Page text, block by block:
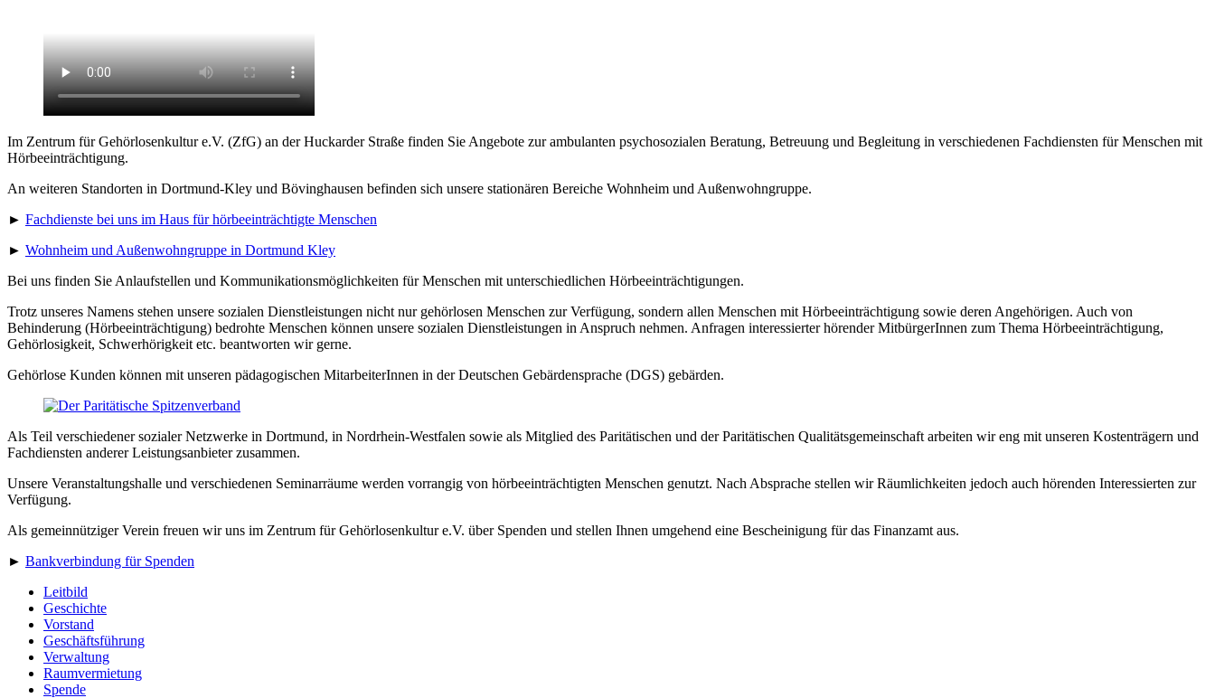
Im Zentrum für Gehörlosenkultur e.V. (ZfG) an der Huckarder Straße finden Sie Angebote zur ambulanten psychosozialen Beratung, Betreuung und Begleitung in verschiedenen Fachdiensten für Menschen mit
Hörbeeinträchtigung.
An weiteren Standorten in Dortmund-Kley und Bövinghausen befinden sich unsere stationären Bereiche Wohnheim und Außenwohngruppe.
► Fachdienste bei uns im Haus für hörbeeinträchtigte Menschen
► Wohnheim und Außenwohngruppe in Dortmund Kley
Bei uns finden Sie Anlaufstellen und Kommunikationsmöglichkeiten für Menschen mit unterschiedlichen Hörbeeinträchtigungen.
Trotz unseres Namens stehen unsere sozialen Dienstleistungen nicht nur gehörlosen Menschen zur Verfügung, sondern allen Menschen mit Hörbeeinträchtigung sowie deren Angehörigen. Auch von
Behinderung (Hörbeeinträchtigung) bedrohte Menschen können unsere sozialen Dienstleistungen in Anspruch nehmen. Anfragen interessierter hörender MitbürgerInnen zum Thema Hörbeeinträchtigung,
Gehörlosigkeit, Schwerhörigkeit etc. beantworten wir gerne.
Gehörlose Kunden können mit unseren pädagogischen MitarbeiterInnen in der Deutschen Gebärdensprache (DGS) gebärden.
Als Teil verschiedener sozialer Netzwerke in Dortmund, in Nordrhein-Westfalen sowie als Mitglied des Paritätischen und der Paritätischen Qualitätsgemeinschaft arbeiten wir eng mit unseren Kostenträgern und
Fachdiensten anderer Leistungsanbieter zusammen.
Unsere Veranstaltungshalle und verschiedenen Seminarräume werden vorrangig von hörbeeinträchtigten Menschen genutzt. Nach Absprache stellen wir Räumlichkeiten jedoch auch hörenden Interessierten zur
Verfügung.
Als gemeinnütziger Verein freuen wir uns im Zentrum für Gehörlosenkultur e.V. über Spenden und stellen Ihnen umgehend eine Bescheinigung für das Finanzamt aus.
► Bankverbindung für Spenden
Leitbild
Geschichte
Vorstand
Geschäftsführung
Verwaltung
Raumvermietung
Spende